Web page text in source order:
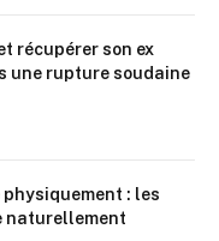
récupérer son ex
une rupture soudaine
: les
naturellement